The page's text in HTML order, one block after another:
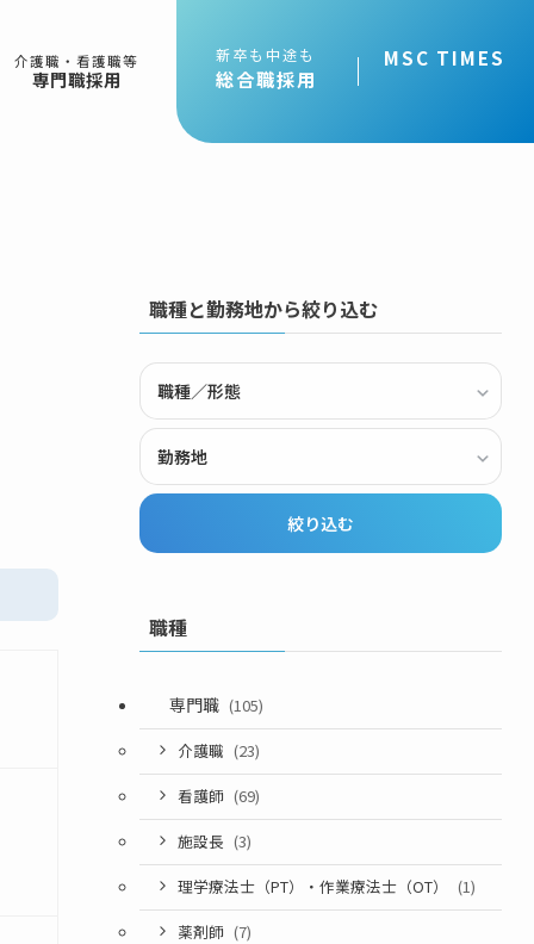
介護職・看護職等
専門職採用
新卒も中途も
総合職採用
MSC TIMES
職種と勤務地から絞り込む
職種
専門職 (105)
介護職 (23)
看護師 (69)
施設長 (3)
理学療法士（PT）・作業療法士（OT）
(1)
薬剤師 (7)